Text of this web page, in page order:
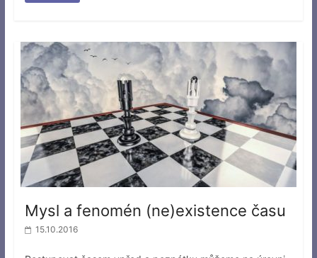
Mysl a fenomén (ne)existence času
15.10.2016